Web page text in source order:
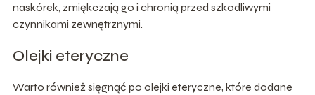
naskórek, zmiękczają go i chronią przed szkodliwymi
czynnikami zewnętrznymi.
Olejki eteryczne
Warto również sięgnąć po olejki eteryczne, które dodane